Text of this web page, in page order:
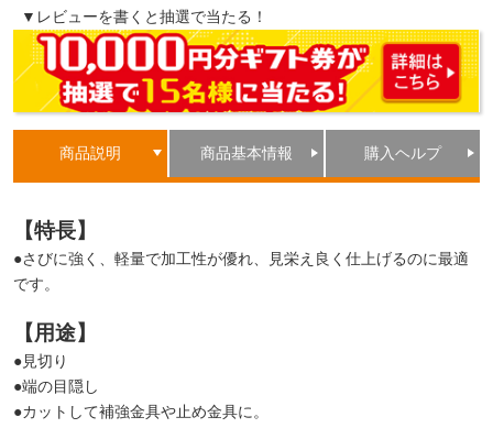
▼レビューを書くと抽選で当たる！
商品説明 商品基本情報 購入ヘルプ
【特長】
●さびに強く、軽量で加工性が優れ、見栄え良く仕上げるのに最適
です。
【用途】
●見切り
●端の目隠し
●カットして補強金具や止め金具に。